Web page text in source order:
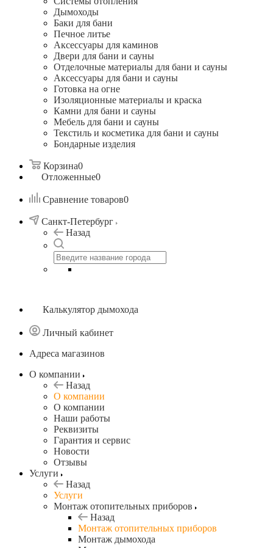
Дымоходы
Баки для бани
Печное литье
Аксессуары для каминов
Двери для бани и сауны
Отделочные материалы для бани и сауны
Аксессуары для бани и сауны
Готовка на огне
Изоляционные материалы и краска
Камни для бани и сауны
Мебель для бани и сауны
Текстиль и косметика для бани и сауны
Бондарные изделия
Корзина0
Отложенные0
Сравнение товаров0
Санкт-Петербург
Назад
Калькулятор дымохода
Личный кабинет
Адреса магазинов
O компании
Назад
O компании
О компании
Наши работы
Реквизиты
Гарантия и сервис
Новости
Отзывы
Услуги
Назад
Услуги
Монтаж отопительных приборов
Назад
Монтаж отопительных приборов
Монтаж дымохода